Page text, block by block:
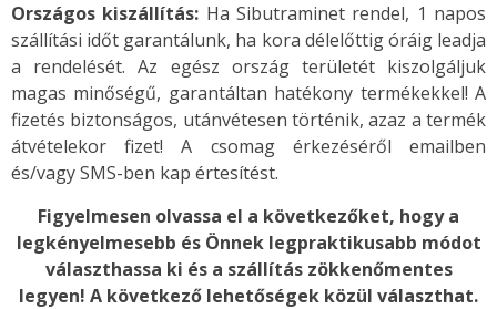
Országos kiszállítás: Ha Sibutraminet rendel, 1 napos
szállítási időt garantálunk, ha kora délelőttig óráig leadja
a rendelését. Az egész ország területét kiszolgáljuk
magas minőségű, garantáltan hatékony termékekkel! A
fizetés biztonságos, utánvétesen történik, azaz a termék
átvételekor fizet! A csomag érkezéséről emailben
és/vagy SMS-ben kap értesítést.
Figyelmesen olvassa el a következőket, hogy a
legkényelmesebb és Önnek legpraktikusabb módot
választhassa ki és a szállítás zökkenőmentes
legyen! A következő lehetőségek közül választhat.